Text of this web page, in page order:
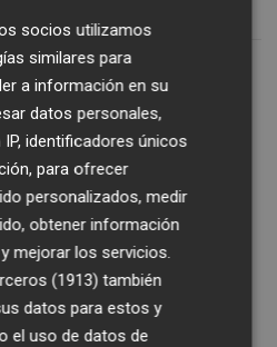
socios utilizamos
similares para
a información en su
datos personales,
identificadores únicos
para ofrecer
personalizados, medir
obtener información
mejorar los servicios.
(1913) también
datos para estos y
el uso de datos de